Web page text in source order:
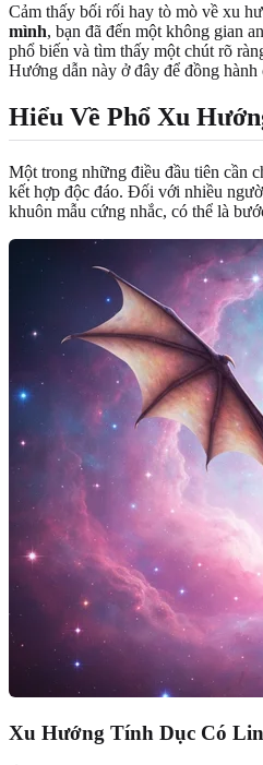
Cảm thấy bối rối hay tò mò về xu
mình, bạn đã đến một không gian
phổ biến và tìm thấy một chút rõ
Hướng dẫn này ở đây để đồng
Hiểu Về Phổ Xu
Một trong những điều đầu tiên cần
kết hợp độc đáo. Đối với nhiều
khuôn mẫu cứng nhắc, có thể là
Xu Hướng Tính Dục Có